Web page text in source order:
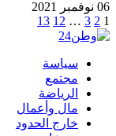
06 نوفمبر 2021
1
2
3
…
12
13
سياسة
مجتمع
الرياضة
مال وأعمال
خارج الحدود